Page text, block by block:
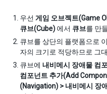
우선 게임 오브젝트(Game
큐브(Cube)에서 큐브를 만
큐브를 상단의 플랫폼으로
자의 크기로 적당하므로 그
큐브에 내비메시 장애물 컴
컴포넌트 추가(Add
(Navigation) > 내비메시 장